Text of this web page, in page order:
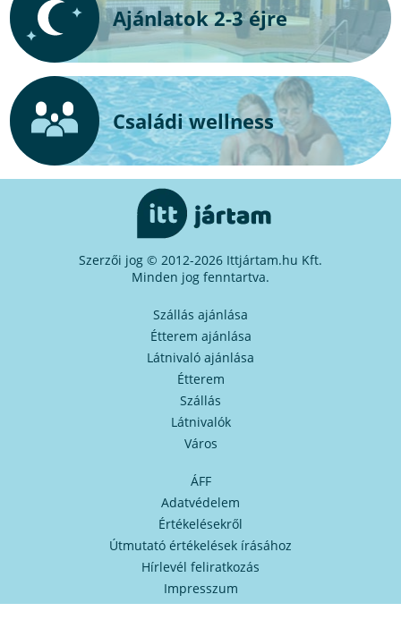
Ajánlatok 2-3 éjre
Családi wellness
Szerzői jog © 2012-2026 Ittjártam.hu Kft.
Minden jog fenntartva.
Szállás ajánlása
Étterem ajánlása
Látnivaló ajánlása
Étterem
Szállás
Látnivalók
Város
ÁFF
Adatvédelem
Értékelésekről
Útmutató értékelések írásához
Hírlevél feliratkozás
Impresszum